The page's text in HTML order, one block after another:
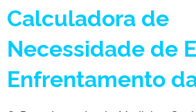
Calculadora de
Necessidade de
Enfrentamento